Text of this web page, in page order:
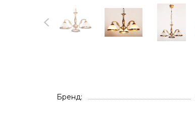
Бренд